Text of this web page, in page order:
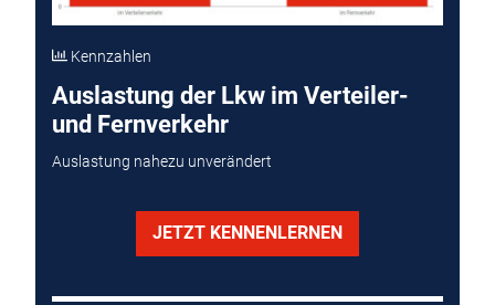
Kennzahlen
Auslastung der Lkw im Verteiler-
und Fernverkehr
Auslastung nahezu unverändert
JETZT KENNENLERNEN